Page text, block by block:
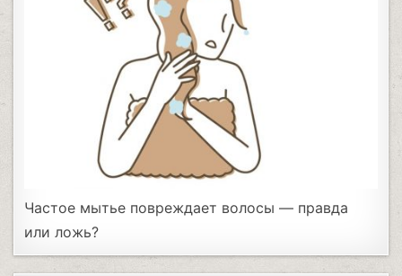
Частое мытье повреждает волосы — правда
или ложь?